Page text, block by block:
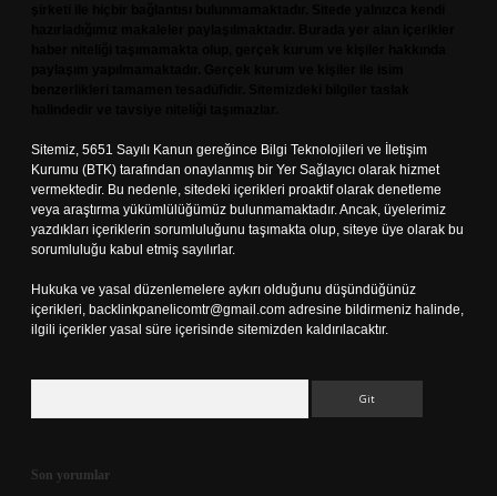
Sitemiz, 5651 Sayılı Kanun gereğince Bilgi Teknolojileri ve İletişim
Kurumu (BTK) tarafından onaylanmış bir Yer Sağlayıcı olarak hizmet
vermektedir. Bu nedenle, sitedeki içerikleri proaktif olarak denetleme
veya araştırma yükümlülüğümüz bulunmamaktadır. Ancak, üyelerimiz
yazdıkları içeriklerin sorumluluğunu taşımakta olup, siteye üye olarak bu
sorumluluğu kabul etmiş sayılırlar.
Hukuka ve yasal düzenlemelere aykırı olduğunu düşündüğünüz
içerikleri, backlinkpanelicomtr@gmail.com adresine bildirmeniz halinde,
ilgili içerikler yasal süre içerisinde sitemizden kaldırılacaktır.
Son yorumlar